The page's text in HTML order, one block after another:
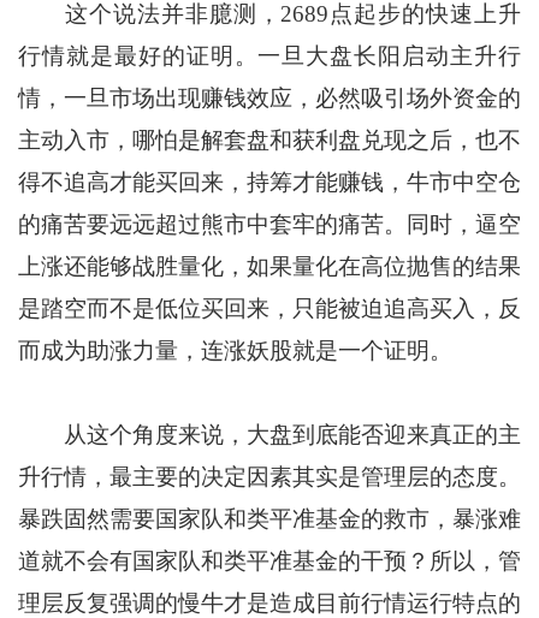
这个说法并非臆测，2689点起步的快速上升
行情就是最好的证明。一旦大盘长阳启动主升行
情，一旦市场出现赚钱效应，必然吸引场外资金的
主动入市，哪怕是解套盘和获利盘兑现之后，也不
得不追高才能买回来，持筹才能赚钱，牛市中空仓
的痛苦要远远超过熊市中套牢的痛苦。同时，逼空
上涨还能够战胜量化，如果量化在高位抛售的结果
是踏空而不是低位买回来，只能被迫追高买入，反
而成为助涨力量，连涨妖股就是一个证明。
从这个角度来说，大盘到底能否迎来真正的主
升行情，最主要的决定因素其实是管理层的态度。
暴跌固然需要国家队和类平准基金的救市，暴涨难
道就不会有国家队和类平准基金的干预？所以，管
理层反复强调的慢牛才是造成目前行情运行特点的